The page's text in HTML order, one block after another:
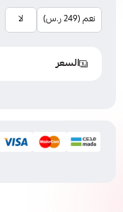
نعم (249 ر.س) لا
السعر